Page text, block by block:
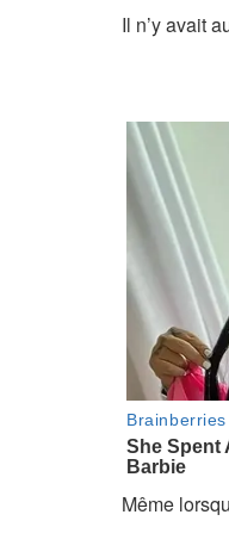
Il n’y avait
Même